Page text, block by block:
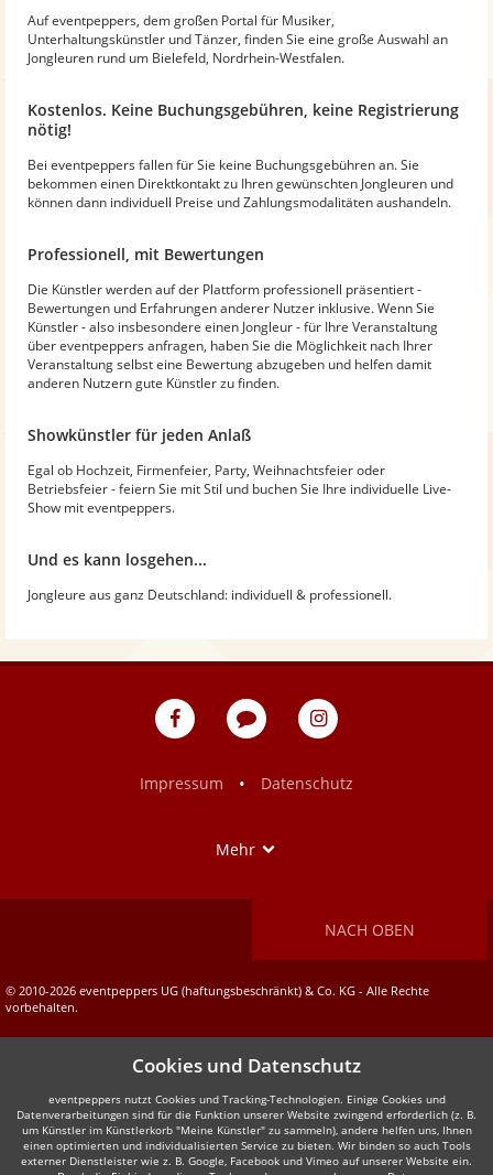
Auf eventpeppers, dem großen Portal für Musiker,
Unterhaltungskünstler und Tänzer, finden Sie eine große Auswahl an
Jongleuren rund um Bielefeld, Nordrhein-Westfalen.
Kostenlos. Keine Buchungsgebühren, keine Registrierung
nötig!
Bei eventpeppers fallen für Sie keine Buchungsgebühren an. Sie
bekommen einen Direktkontakt zu Ihren gewünschten Jongleuren und
können dann individuell Preise und Zahlungsmodalitäten aushandeln.
Professionell, mit Bewertungen
Die Künstler werden auf der Plattform professionell präsentiert -
Bewertungen und Erfahrungen anderer Nutzer inklusive. Wenn Sie
Künstler - also insbesondere einen Jongleur - für Ihre Veranstaltung
über eventpeppers anfragen, haben Sie die Möglichkeit nach Ihrer
Veranstaltung selbst eine Bewertung abzugeben und helfen damit
anderen Nutzern gute Künstler zu finden.
Showkünstler für jeden Anlaß
Egal ob Hochzeit, Firmenfeier, Party, Weihnachtsfeier oder
Betriebsfeier - feiern Sie mit Stil und buchen Sie Ihre individuelle Live-
Show mit eventpeppers.
Und es kann losgehen...
Jongleure aus ganz Deutschland: individuell & professionell.
eventpeppers
Blog
eventpeppers
Impressum
• Datenschutz
Mehr
NACH OBEN
© 2010-2026 eventpeppers UG (haftungsbeschränkt) & Co. KG - Alle Rechte
vorbehalten.
Cookies und Datenschutz
eventpeppers nutzt Cookies und Tracking-Technologien. Einige Cookies und
Datenverarbeitungen sind für die Funktion unserer Website zwingend erforderlich (z. B.
um Künstler im Künstlerkorb "Meine Künstler" zu sammeln), andere helfen uns, Ihnen
einen optimierten und individualisierten Service zu bieten. Wir binden so auch Tools
externer Dienstleister wie z. B. Google, Facebook und Vimeo auf unserer Website ein.